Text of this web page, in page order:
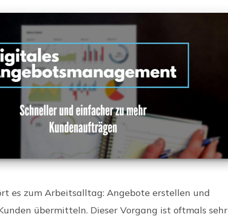
es zum Arbeitsalltag: Angebote erstellen und
übermitteln. Dieser Vorgang ist oftmals sehr